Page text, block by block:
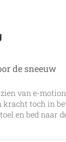
de sneeuw
van e-
toch in
en bed naar